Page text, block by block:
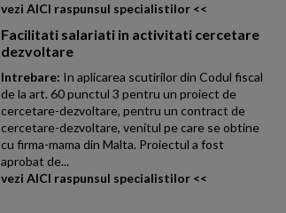
vezi AICI raspunsul specialistilor <<
Facilitati salariati in activitati cercetare
dezvoltare
Intrebare: In aplicarea scutirilor din Codul fiscal
de la art. 60 punctul 3 pentru un proiect de
cercetare-dezvoltare, pentru un contract de
cercetare-dezvoltare, venitul pe care se obtine
cu firma-mama din Malta. Proiectul a fost
aprobat de...
vezi AICI raspunsul specialistilor <<